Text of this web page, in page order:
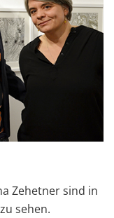
Zehetner sind in
sehen.